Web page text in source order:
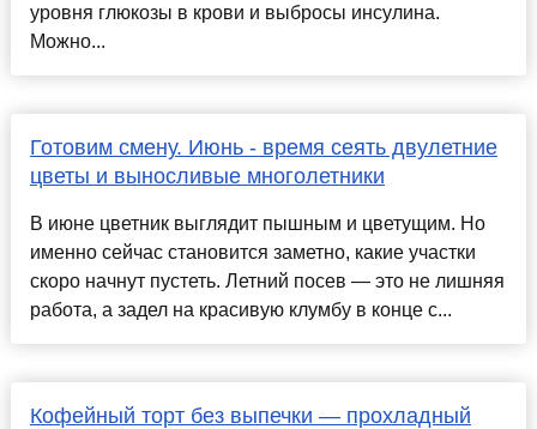
уровня глюкозы в крови и выбросы инсулина.
Можно...
Готовим смену. Июнь - время сеять двулетние
цветы и выносливые многолетники
В июне цветник выглядит пышным и цветущим. Но
именно сейчас становится заметно, какие участки
скоро начнут пустеть. Летний посев — это не лишняя
работа, а задел на красивую клумбу в конце с...
Кофейный торт без выпечки — прохладный